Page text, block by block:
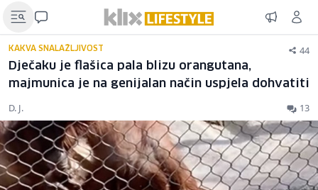
KAKVA SNALAŽLJIVOST 44
Dječaku je flašica pala blizu orangutana,
majmunica je na genijalan način uspjela dohvatiti
D. J. 13